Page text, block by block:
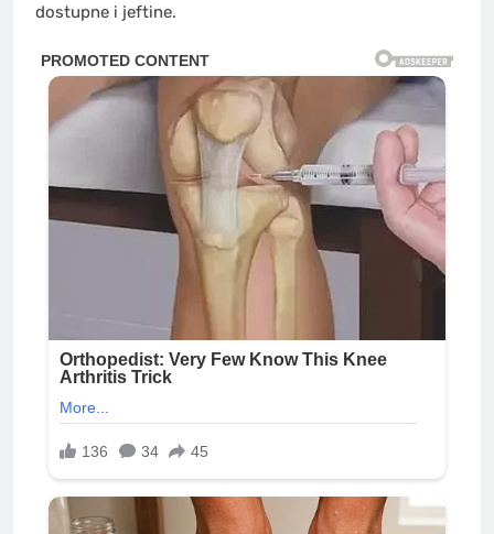
dostupne i jeftine.